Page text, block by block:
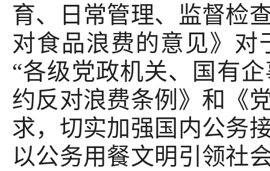
育、日常管理、监督检
对食品浪费的意见》对
“各级党政机关、国有
约反对浪费条例》和《
求，切实加强国内公务
以公务用餐文明引领社